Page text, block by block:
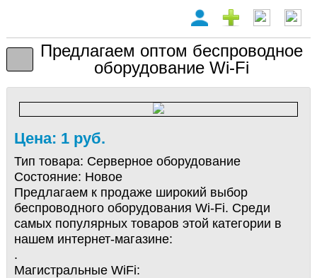
Предлагаем оптом беспроводное
оборудование Wi-Fi
Цена: 1 руб.
Тип товара: Серверное оборудование
Состояние: Новое
Предлагаем к продаже широкий выбор
беспроводного оборудования Wi-Fi. Среди
самых популярных товаров этой категории в
нашем интернет-магазине:
.
Магистральные WiFi: